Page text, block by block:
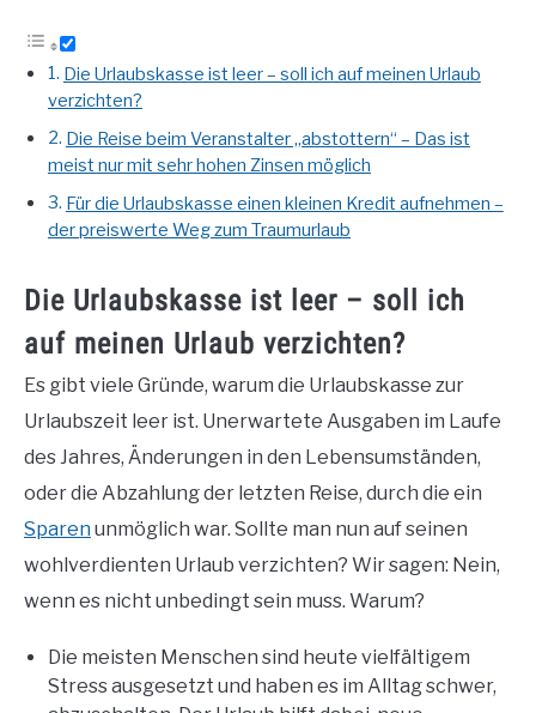
Die Urlaubskasse ist leer – soll ich auf meinen Urlaub
verzichten?
Die Reise beim Veranstalter „abstottern“ – Das ist
meist nur mit sehr hohen Zinsen möglich
Für die Urlaubskasse einen kleinen Kredit aufnehmen –
der preiswerte Weg zum Traumurlaub
Die Urlaubskasse ist leer – soll ich
auf meinen Urlaub verzichten?
Es gibt viele Gründe, warum die Urlaubskasse zur
Urlaubszeit leer ist. Unerwartete Ausgaben im Laufe
des Jahres, Änderungen in den Lebensumständen,
oder die Abzahlung der letzten Reise, durch die ein
Sparen unmöglich war. Sollte man nun auf seinen
wohlverdienten Urlaub verzichten? Wir sagen: Nein,
wenn es nicht unbedingt sein muss. Warum?
Die meisten Menschen sind heute vielfältigem
Stress ausgesetzt und haben es im Alltag schwer,